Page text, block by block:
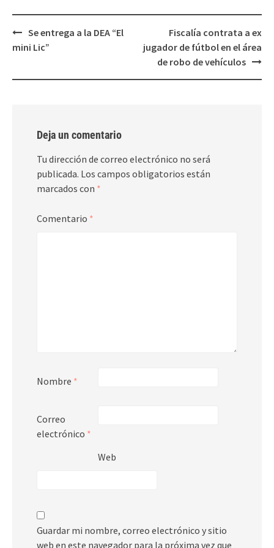
Post
navigation
Se entrega a la DEA “El
mini Lic”
Fiscalía contrata a ex
jugador de fútbol en el área
de robo de vehículos
Deja un comentario
Tu dirección de correo electrónico no será
publicada. Los campos obligatorios están
marcados con *
Comentario *
Nombre *
Correo
electrónico *
Web
Guardar mi nombre, correo electrónico y sitio
web en este navegador para la próxima vez que